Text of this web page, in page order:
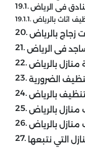
فى الرياض
اثاث بالرياض
زجاج بالرياض
فى الرياض
بالرياض
بالرياض
بالرياض